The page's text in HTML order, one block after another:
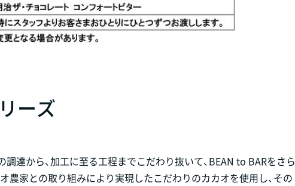
ーズ
調達から、加工に至る工程までこだわり抜いて、BEAN to BARをさら
農家との取り組みにより実現したこだわりのカカオを使用し、その